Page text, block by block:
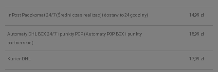
InPost Paczkomat 24/7(Średni czas realizacji dostaw to 24 godziny) 14,99 zł
Automaty DHL BOX 24/7 i punkty POP(Automaty POP BOX i punkty
partnerskie)
15,99 zł
Kurier DHL 17,99 zł